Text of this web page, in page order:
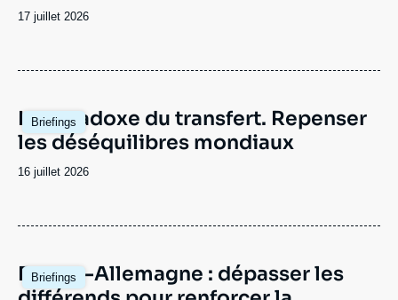
Date
17 juillet 2026
Briefings
Image
principale
Le paradoxe du transfert. Repenser
les déséquilibres mondiaux
Date
16 juillet 2026
Briefings
Image
principale
France-Allemagne : dépasser les